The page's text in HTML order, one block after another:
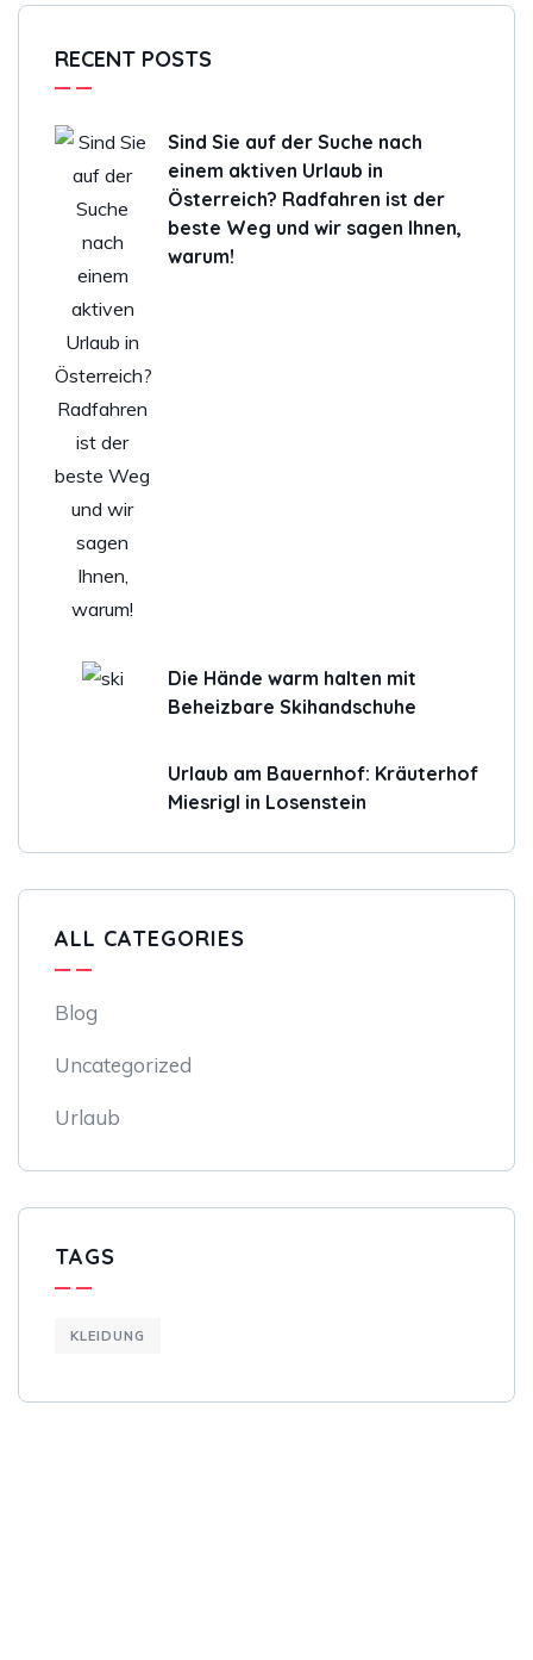
RECENT POSTS
Sind Sie auf der Suche nach
einem aktiven Urlaub in
Österreich? Radfahren ist der
beste Weg und wir sagen Ihnen,
warum!
Die Hände warm halten mit
Beheizbare Skihandschuhe
Urlaub am Bauernhof: Kräuterhof
Miesrigl in Losenstein
ALL CATEGORIES
Blog
Uncategorized
Urlaub
TAGS
KLEIDUNG